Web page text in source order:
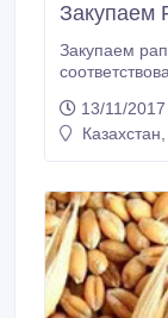
Закупаем
Закупаем рапс, лен все параметры
соответствовать по
13/11/